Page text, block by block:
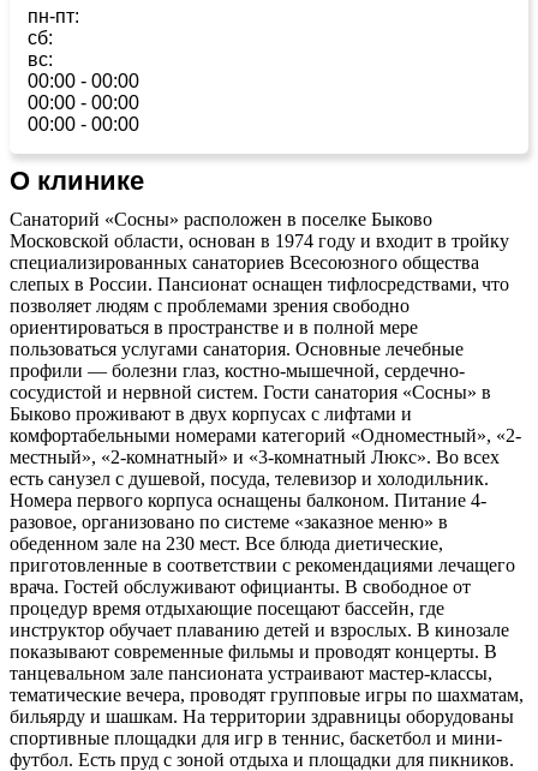
пн-пт:
сб:
вс:
00:00 - 00:00
00:00 - 00:00
00:00 - 00:00
О клинике
Санаторий «Сосны» расположен в поселке Быково
Московской области, основан в 1974 году и входит в тройку
специализированных санаториев Всесоюзного общества
слепых в России. Пансионат оснащен тифлосредствами, что
позволяет людям с проблемами зрения свободно
ориентироваться в пространстве и в полной мере
пользоваться услугами санатория. Основные лечебные
профили — болезни глаз, костно-мышечной, сердечно-
сосудистой и нервной систем. Гости санатория «Сосны» в
Быково проживают в двух корпусах с лифтами и
комфортабельными номерами категорий «Одноместный», «2-
местный», «2-комнатный» и «3-комнатный Люкс». Во всех
есть санузел с душевой, посуда, телевизор и холодильник.
Номера первого корпуса оснащены балконом. Питание 4-
разовое, организовано по системе «заказное меню» в
обеденном зале на 230 мест. Все блюда диетические,
приготовленные в соответствии с рекомендациями лечащего
врача. Гостей обслуживают официанты. В свободное от
процедур время отдыхающие посещают бассейн, где
инструктор обучает плаванию детей и взрослых. В кинозале
показывают современные фильмы и проводят концерты. В
танцевальном зале пансионата устраивают мастер-классы,
тематические вечера, проводят групповые игры по шахматам,
бильярду и шашкам. На территории здравницы оборудованы
спортивные площадки для игр в теннис, баскетбол и мини-
футбол. Есть пруд с зоной отдыха и площадки для пикников.